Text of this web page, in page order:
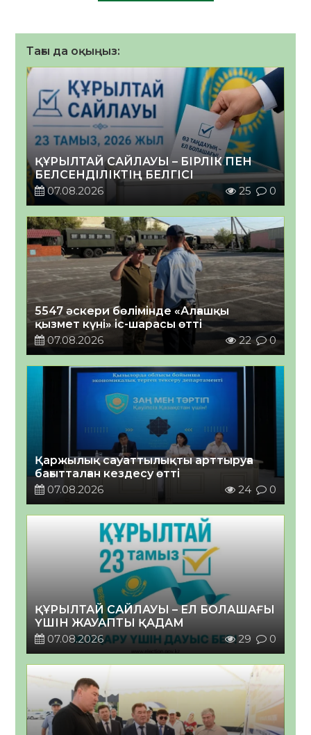
Тағы да оқыңыз:
ҚҰРЫЛТАЙ САЙЛАУЫ – БІРЛІК ПЕН
БЕЛСЕНДІЛІКТІҢ БЕЛГІСІ
07.08.2026
25 0
5547 әскери бөлімінде «Алғашқы
қызмет күні» іс-шарасы өтті
07.08.2026
22 0
Қаржылық сауаттылықты арттыруға
бағытталған кездесу өтті
07.08.2026
24 0
ҚҰРЫЛТАЙ САЙЛАУЫ – ЕЛ БОЛАШАҒЫ
ҮШІН ЖАУАПТЫ ҚАДАМ
07.08.2026
29 0